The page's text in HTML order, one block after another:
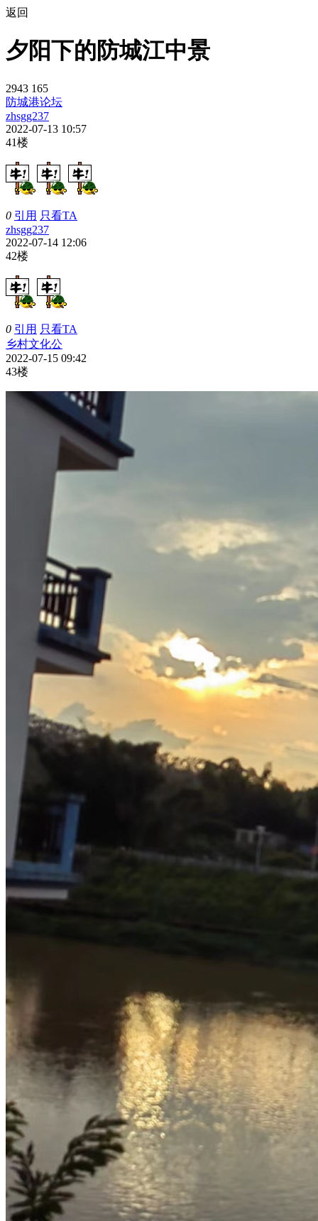
返回
夕阳下的防城江中景
2943 165
防城港论坛
zhsgg237
2022-07-13 10:57
41楼
0 引用 只看TA
zhsgg237
2022-07-14 12:06
42楼
0 引用 只看TA
乡村文化公
2022-07-15 09:42
43楼